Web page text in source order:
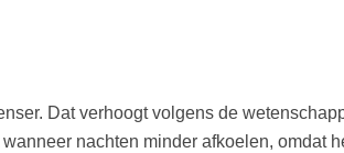
Dat verhoogt volgens de
nachten minder afkoelen, omdat